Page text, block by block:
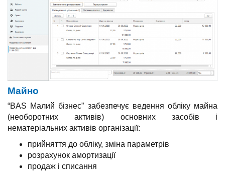
Майно
“BAS Малий бізнес” забезпечує ведення обліку майна
(необоротних активів) основних засобів і
нематеріальних активів організації:
прийняття до обліку, зміна параметрів
розрахунок амортизації
продаж і списання